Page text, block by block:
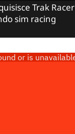
Trak Racer
sim racing